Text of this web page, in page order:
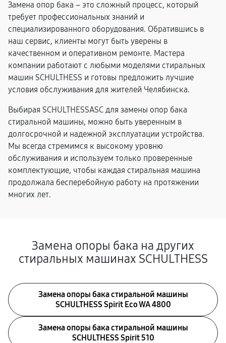
Замена опор бака – это сложный процесс, который
требует профессиональных знаний и
специализированного оборудования. Обратившись в
наш сервис, клиенты могут быть уверены в
качественном и оперативном ремонте. Мастера
компании работают с любыми моделями стиральных
машин SCHULTHESS и готовы предложить лучшие
условия обслуживания для жителей Челябинска.
Выбирая SCHULTHESSASC для замены опор бака
стиральной машины, можно быть уверенным в
долгосрочной и надежной эксплуатации устройства.
Мы всегда стремимся к высокому уровню
обслуживания и используем только проверенные
комплектующие, чтобы каждая стиральная машина
продолжала бесперебойную работу на протяжении
многих лет.
Замена опоры бака на других
стиральных машинах SCHULTHESS
Замена опоры бака стиральной машины
SCHULTHESS Spirit Eco WA 4800
Замена опоры бака стиральной машины
SCHULTHESS Spirit 510